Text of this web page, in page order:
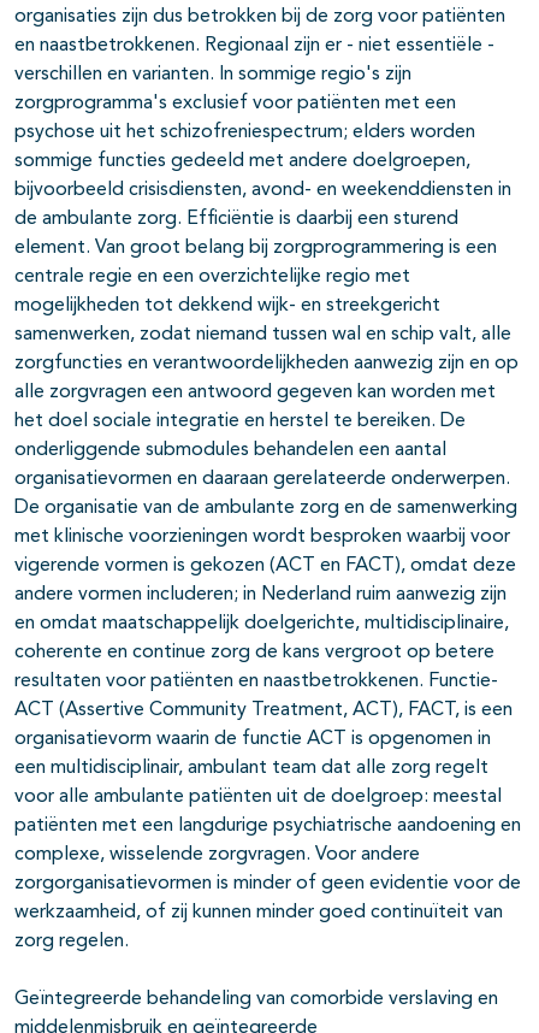
organisaties zijn dus betrokken bij de zorg voor patiënten
en naastbetrokkenen. Regionaal zijn er - niet essentiële -
verschillen en varianten. In sommige regio's zijn
zorgprogramma's exclusief voor patiënten met een
psychose uit het schizofreniespectrum; elders worden
sommige functies gedeeld met andere doelgroepen,
bijvoorbeeld crisisdiensten, avond- en weekend­diensten in
de ambulante zorg. Efficiëntie is daarbij een sturend
element. Van groot belang bij zorgprogrammering is een
centrale regie en een overzichtelijke regio met
mogelijkheden tot dekkend wijk- en streekgericht
samenwerken, zodat niemand tussen wal en schip valt, alle
zorgfuncties en verantwoordelijkheden aanwezig zijn en op
alle zorgvragen een antwoord gegeven kan worden met
het doel sociale integratie en herstel te bereiken. De
onderliggende submodules behandelen een aantal
organisatievormen en daaraan gere­lateerde onderwerpen.
De organisatie van de ambulante zorg en de samenwerking
met klinische voorzieningen wordt besproken waarbij voor
vigerende vormen is gekozen (ACT en FACT), omdat deze
andere vormen includeren; in Nederland ruim aanwezig zijn
en omdat maatschappe­lijk doelgerichte, multidisciplinaire,
coherente en continue zorg de kans vergroot op betere
resultaten voor patiënten en naastbetrokkenen. Functie-
ACT (Assertive Community Treatment, ACT), FACT, is een
organisatievorm waarin de functie ACT is opgenomen in
een multidisciplinair, ambulant team dat alle zorg regelt
voor alle ambulante patiënten uit de doelgroep: meestal
patiënten met een langdurige psychiatrische aandoening en
complexe, wisselende zorgvragen. Voor andere
zorgorganisatievormen is minder of geen evidentie voor de
werkzaamheid, of zij kunnen minder goed continuïteit van
zorg regelen.
Geïntegreerde behandeling van comorbide verslaving en
middelenmisbruik en geïntegreerde